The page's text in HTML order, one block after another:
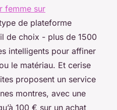
femme sur
de plateforme
de choix - plus de 1500
intelligents pour affiner
le matériau. Et cerise
proposent un service
montres, avec une
100 € sur un achat